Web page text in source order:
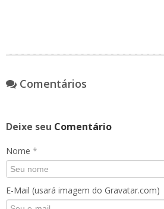
Comentários
Deixe seu Comentário
Nome *
E-Mail (usará imagem do Gravatar.com)